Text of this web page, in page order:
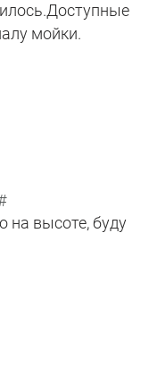
мойки.
на высоте, буду